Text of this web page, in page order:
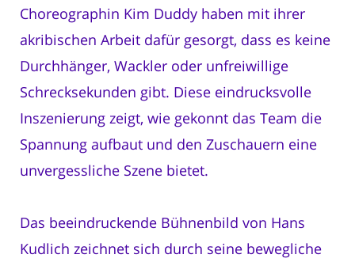
Choreographin Kim Duddy haben mit ihrer
akribischen Arbeit dafür gesorgt, dass es keine
Durchhänger, Wackler oder unfreiwillige
Schrecksekunden gibt. Diese eindrucksvolle
Inszenierung zeigt, wie gekonnt das Team die
Spannung aufbaut und den Zuschauern eine
unvergessliche Szene bietet.
Das beeindruckende Bühnenbild von Hans
Kudlich zeichnet sich durch seine bewegliche